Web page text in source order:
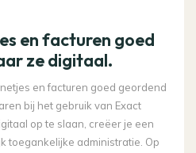
en facturen goed
ze digitaal.
en facturen goed geordend
bij het gebruik van Exact
op te slaan, creëer je een
toegankelijke administratie. Op